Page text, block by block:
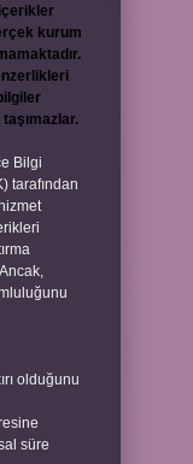
kurum
Bilgi
tarafından
olduğunu
süre